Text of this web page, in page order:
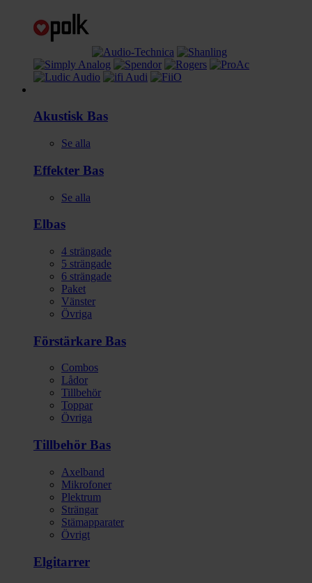
Akustisk Bas
Se alla
Effekter Bas
Se alla
Elbas
4 strängade
5 strängade
6 strängade
Paket
Vänster
Övriga
Förstärkare Bas
Combos
Lådor
Tillbehör
Toppar
Övriga
Tillbehör Bas
Axelband
Mikrofoner
Plektrum
Strängar
Stämapparater
Övrigt
Elgitarrer